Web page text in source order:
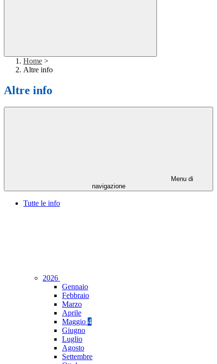
Home >
Altre info
Altre info
Menu di
navigazione
Tutte le info
2026
Gennaio
Febbraio
Marzo
Aprile
Maggio 4
Giugno
Luglio
Agosto
Settembre